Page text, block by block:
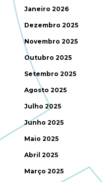
Janeiro 2026
Dezembro 2025
Novembro 2025
Outubro 2025
Setembro 2025
Agosto 2025
Julho 2025
Junho 2025
Maio 2025
Abril 2025
Março 2025